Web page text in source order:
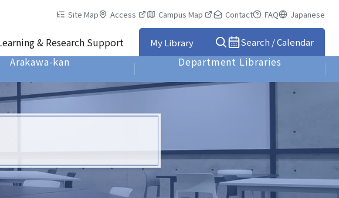
Site Map Access Campus Map Contact FAQ Japanese
& Research Support My Library Search / Calendar
Arakawa-kan Department Libraries